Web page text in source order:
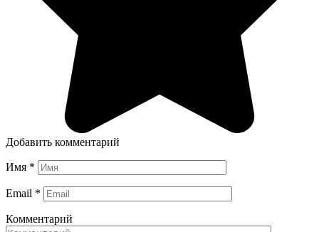
Добавить комментарий
Имя *
Email *
Комментарий